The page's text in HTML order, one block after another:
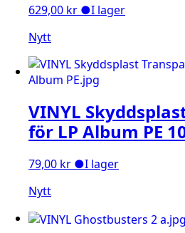
629,00 kr ●I lager
Nytt
VINYL
för LP Album PE
79,00 kr ●I lager
Nytt